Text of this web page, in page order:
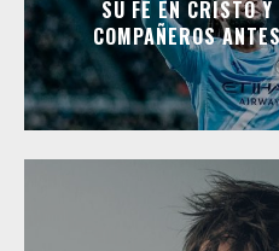
SU FE EN CRISTO
COMPAÑEROS